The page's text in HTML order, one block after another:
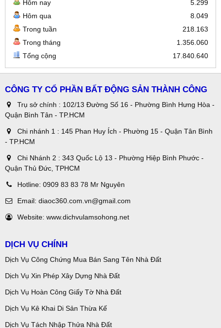
Hôm nay
5.299
Hôm qua
8.049
Trong tuần
218.163
Trong tháng
1.356.060
Tổng cộng
17.840.640
CÔNG TY CỔ PHẦN BẤT ĐỘNG SẢN THÀNH CÔNG
Trụ sở chính : 102/13 Đường Số 16 - Phường Bình Hưng Hòa -
Quận Bình Tân - TP.HCM
Chi nhánh 1 : 145 Phan Huy Ích - Phường 15 - Quận Tân Bình
- TP.HCM
Chi Nhánh 2 : 343 Quốc Lộ 13 - Phường Hiệp Bình Phước -
Quận Thủ Đức, TPHCM
Hotline: 0909 83 83 78 Mr Nguyên
Email: diaoc360.com.vn@gmail.com
Website: www.dichvulamsohong.net
DỊCH VỤ CHÍNH
Dịch Vụ Công Chứng Mua Bán Sang Tên Nhà Đất
Dịch Vụ Xin Phép Xây Dựng Nhà Đất
Dịch Vụ Hoàn Công Giấy Tờ Nhà Đất
Dịch Vụ Kê Khai Di Sản Thừa Kế
Dịch Vụ Tách Nhập Thửa Nhà Đất